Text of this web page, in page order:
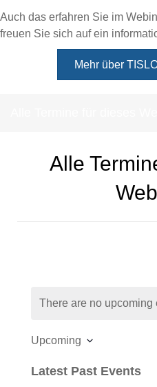
Auch das erfahren Sie im
freuen Sie sich auf ein
Mehr über
Alle
There are no upcoming
Upcoming
e
Latest Past Events